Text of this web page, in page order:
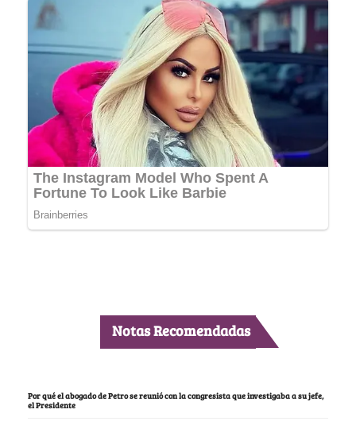
Notas Recomendadas
Por qué el abogado de Petro se reunió con la congresista que investigaba a su jefe,
el Presidente